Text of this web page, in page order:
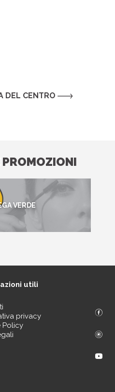
DEL CENTRO
VERDE
utili
privacy
Policy